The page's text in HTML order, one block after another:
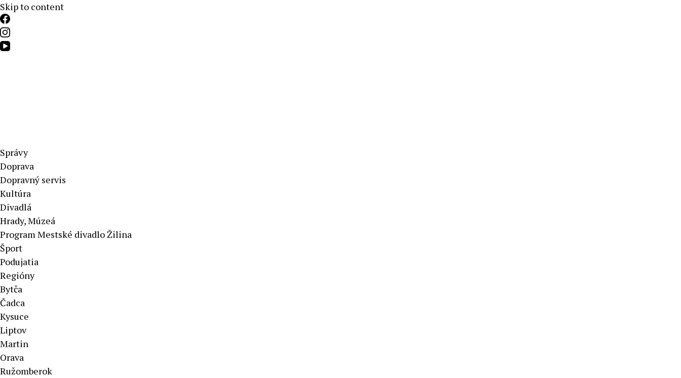
Skip to content
Aktuálne správy – severné Slovensko
Správy
Doprava
Dopravný servis
Kultúra
Divadlá
Hrady, Múzeá
Program Mestské divadlo Žilina
Šport
Podujatia
Regióny
Bytča
Čadca
Kysuce
Liptov
Martin
Orava
Ružomberok